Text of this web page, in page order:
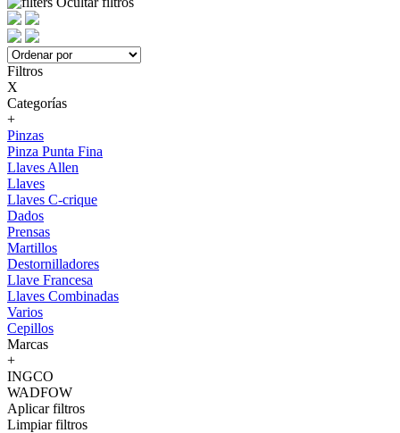
Filtros
X
Categorías
+
Pinzas
Pinza Punta Fina
Llaves Allen
Llaves
Llaves C-crique
Dados
Prensas
Martillos
Destornilladores
Llave Francesa
Llaves Combinadas
Varios
Cepillos
Marcas
+
INGCO
WADFOW
Aplicar filtros
Limpiar filtros